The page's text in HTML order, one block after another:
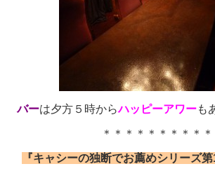
バーは夕方５時からハッピーアワーも
＊＊＊＊＊＊＊＊＊＊
『キャシーの独断でお薦めシリーズ